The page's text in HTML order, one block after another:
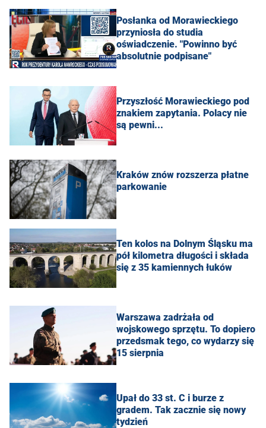
Posłanka od Morawieckiego
przyniosła do studia
oświadczenie. "Powinno być
absolutnie podpisane"
Przyszłość Morawieckiego pod
znakiem zapytania. Polacy nie
są pewni...
Kraków znów rozszerza płatne
parkowanie
Ten kolos na Dolnym Śląsku ma
pół kilometra długości i składa
się z 35 kamiennych łuków
Warszawa zadrżała od
wojskowego sprzętu. To dopiero
przedsmak tego, co wydarzy się
15 sierpnia
Upał do 33 st. C i burze z
gradem. Tak zacznie się nowy
tydzień